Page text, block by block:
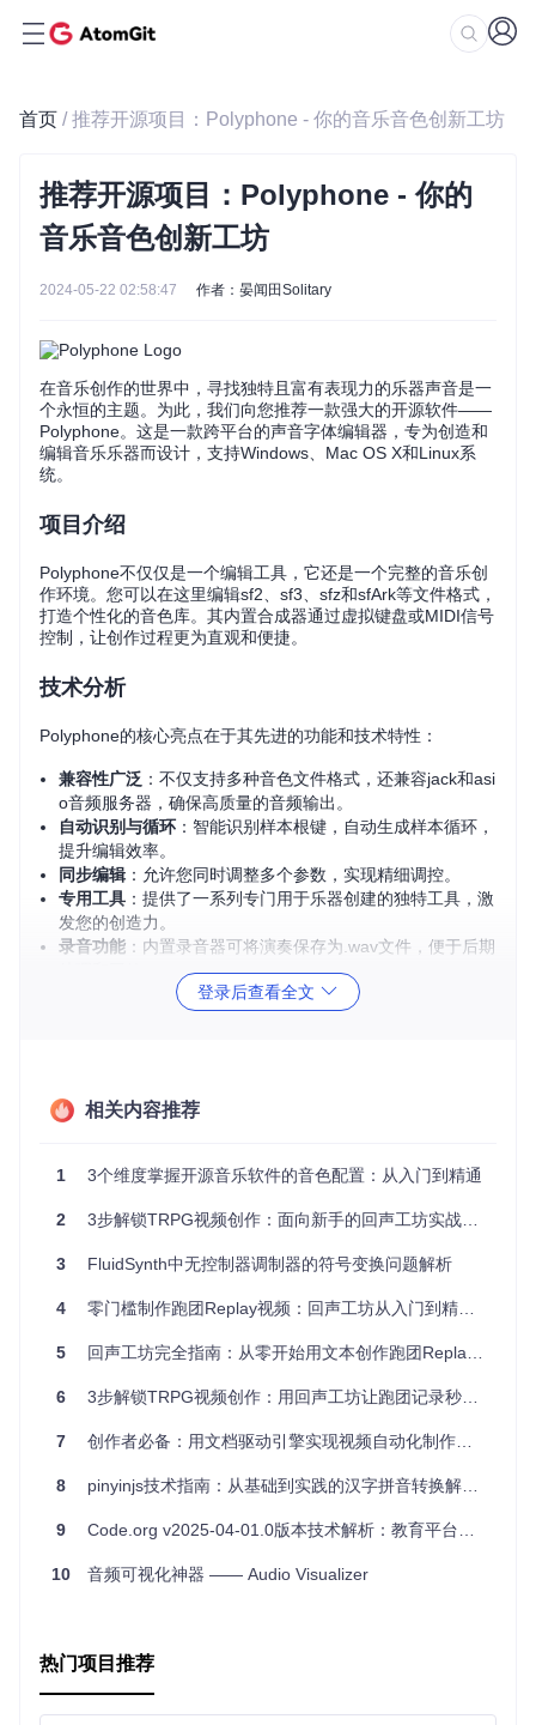
首页 / 推荐开源项目：Polyphone - 你的音乐音色创新工坊
推荐开源项目：Polyphone - 你的
音乐音色创新工坊
2024-05-22 02:58:47 作者：晏闻田Solitary
在音乐创作的世界中，寻找独特且富有表现力的乐器声音是一
个永恒的主题。为此，我们向您推荐一款强大的开源软件——
Polyphone。这是一款跨平台的声音字体编辑器，专为创造和
编辑音乐乐器而设计，支持Windows、Mac OS X和Linux系
统。
项目介绍
Polyphone不仅仅是一个编辑工具，它还是一个完整的音乐创
作环境。您可以在这里编辑sf2、sf3、sfz和sfArk等文件格式，
打造个性化的音色库。其内置合成器通过虚拟键盘或MIDI信号
控制，让创作过程更为直观和便捷。
技术分析
Polyphone的核心亮点在于其先进的功能和技术特性：
兼容性广泛 ：不仅支持多种音色文件格式，还兼容jack和asi
o音频服务器，确保高质量的音频输出。
自动识别与循环 ：智能识别样本根键，自动生成样本循环，
提升编辑效率。
同步编辑 ：允许您同时调整多个参数，实现精细调控。
专用工具 ：提供了一系列专门用于乐器创建的独特工具，激
发您的创造力。
录音功能 ：内置录音器可将演奏保存为.wav文件，便于后期
调整现有的音色以匹配特定的音乐风格或项目需求。
项目特点
全平台覆盖：无论是Windows、Mac还是Linux，都有对应
在线资源：集成音色库浏览器，直接连接到在线存储库，方
完善的文档与社区：详细的技术文档和活跃的论坛，为用户
开始您的音乐之旅吧！
最后，如果你喜欢这个项目并希望支持它的持续开发，可以通
登录后查看全文
相关内容推荐
1 3个维度掌握开源音乐软件的音色配置：从入门到精通
2 3步解锁TRPG视频创作：面向新手的回声工坊实战指南
3 FluidSynth中无控制器调制器的符号变换问题解析
4 零门槛制作跑团Replay视频：回声工坊从入门到精通指南
5 回声工坊完全指南：从零开始用文本创作跑团Replay视频
6 3步解锁TRPG视频创作：用回声工坊让跑团记录秒变生动影像
7 创作者必备：用文档驱动引擎实现视频自动化制作的零代码方案
8 pinyinjs技术指南：从基础到实践的汉字拼音转换解决方案
9 Code.org v2025-04-01.0版本技术解析：教育平台的功能增强与优化
10 音频可视化神器 —— Audio Visualizer
热门项目推荐